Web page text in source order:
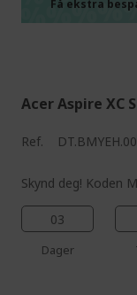
Få ekstra
Acer Aspire XC
Ref.
Skynd deg! Koden
03
Dager